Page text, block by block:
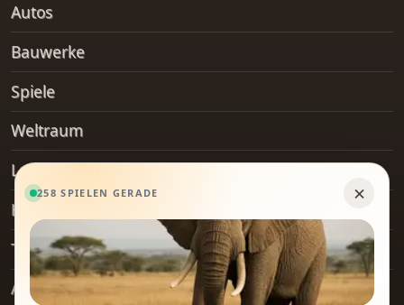
Autos
Bauwerke
Spiele
Weltraum
Landformen
Hobby
Transport
Alltagsgegenstände